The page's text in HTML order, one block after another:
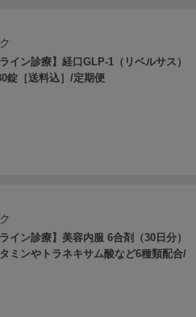
ライン診療】経口GLP-1（リベルサス）
錠［送料込］/定期便
ライン診療】美容内服 6合剤（30日分）
ミンやトラネキサム酸など6種類配合/